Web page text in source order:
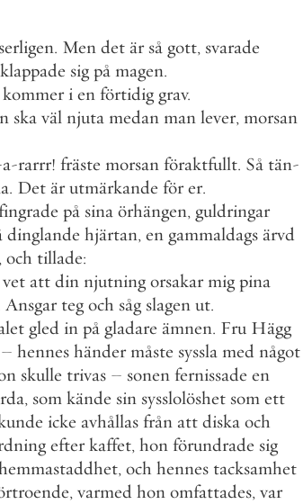
. Men det är så gott, svarade
klappade sig på magen.
kommer i en förtidig grav.
ska väl njuta medan man lever, morsan
a-rarrr! fräste morsan föraktfullt. Så tän-
. Det är utmärkande för er.
på sina örhängen, guldringar
dinglande hjärtan, en gammaldags ärvd
, och tillade:
vet att din njutning orsakar mig pina
Ansgar teg och såg slagen ut.
gled in på gladare ämnen. Fru Hägg
– hennes händer måste syssla med något
skulle trivas – sonen fernissade en
, som kände sin sysslolöshet som ett
icke avhållas från att diska och
efter kaffet, hon förundrade sig
, och hennes tacksamhet
, varmed hon omfattades, var